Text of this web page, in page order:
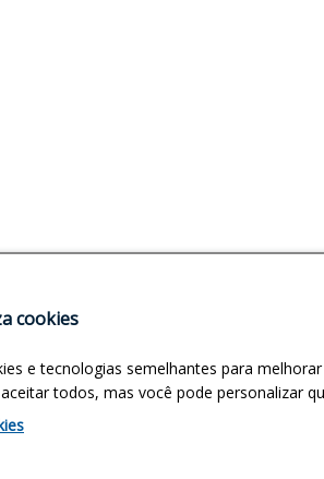
cookies
e tecnologias semelhantes para
todos, mas você pode personalizar